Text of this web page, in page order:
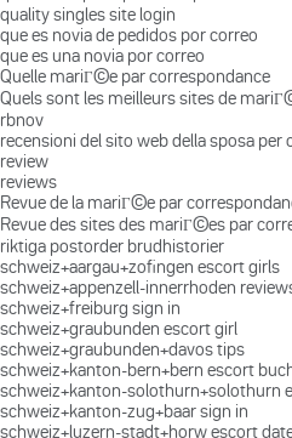
quality singles site login
que es novia de pedidos por correo
que es una novia por correo
Quelle mariГ©e par correspondance
Quels sont les meilleurs sites de
rbnov
recensioni del sito web della sposa per
review
reviews
Revue de la mariГ©e par
Revue des sites des mariГ©es par
riktiga postorder brudhistorier
schweiz+aargau+zofingen escort girls
schweiz+appenzell-innerrhoden
schweiz+freiburg sign in
schweiz+graubunden escort girl
schweiz+graubunden+davos tips
schweiz+kanton-bern+bern escort
schweiz+kanton-solothurn+solothurn
schweiz+kanton-zug+baar sign in
schweiz+luzern-stadt+horw escort